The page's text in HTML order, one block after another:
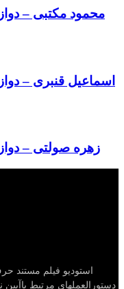
محمود مکتبی –
اسماعیل قنبری –
زهره صولتی –
استودیو فیلم مستند
دستورالعملهاي مرتبط